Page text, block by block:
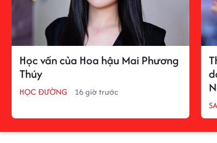
Học vấn của Hoa hậu Mai Phương
Thúy
HỌC ĐƯỜNG 16 giờ trước